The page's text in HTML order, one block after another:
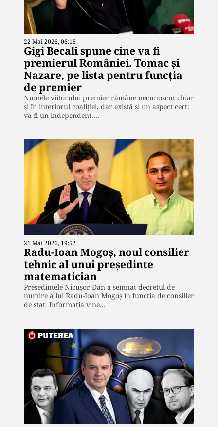
22 Mai 2026, 06:16
Gigi Becali spune cine va fi
premierul României. Tomac și
Nazare, pe lista pentru funcția
de premier
Numele viitorului premier rămâne necunoscut chiar
și în interiorul coaliției, dar există și un aspect cert:
va fi un independent.…
21 Mai 2026, 19:52
Radu-Ioan Mogoș, noul consilier
tehnic al unui președinte
matematician
Președintele Nicușor Dan a semnat decretul de
numire a lui Radu-Ioan Mogoș în funcția de consilier
de stat. Informația vine…